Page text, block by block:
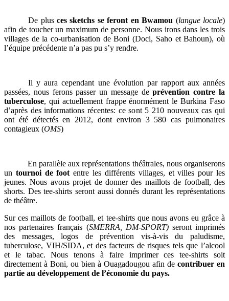
De plusces sketchs se feront en Bwamou (langue locale)
afin de toucher un maximum de personne. Nous irons dans les trois
villages de la co-urbanisation de Boni (Doci, Saho et Bahoun), où
l’équipe précédente n’a pas pu s’y rendre.
Il y aura cependant une évolution par rapport aux années
passées, nous ferons passer un message deprévention contre la
tuberculose, qui actuellement frappe énormément le Burkina Faso
d’après des informations récentes: ce sont 5 210 nouveaux cas qui
ont été détectés en 2012, dont environ 3 580 cas pulmonaires
contagieux (OMS)
En parallèle aux représentations théâtrales, nous organiserons
un tournoi de footentre les différents villages, et villes pour les
jeunes. Nous avons projet de donner des maillots de football, des
shorts. Des tee-shirts seront aussi donnés durant les représentations
de théâtre.
Sur ces maillots de football, et tee-shirts que nous avons eu grâce à
nos partenaires français (SMERRA, DM-SPORT)seront imprimés
des messages, logos de prévention vis-à-vis du paludisme,
tuberculose, VIH/SIDA, et des facteurs de risques tels que l’alcool
et le tabac. Nous tenons à faire imprimer ces tee-shirts soit
directement à Boni, ou bien à Ouagadougou afin de contribuer en
partie au développement de l’économie du pays.